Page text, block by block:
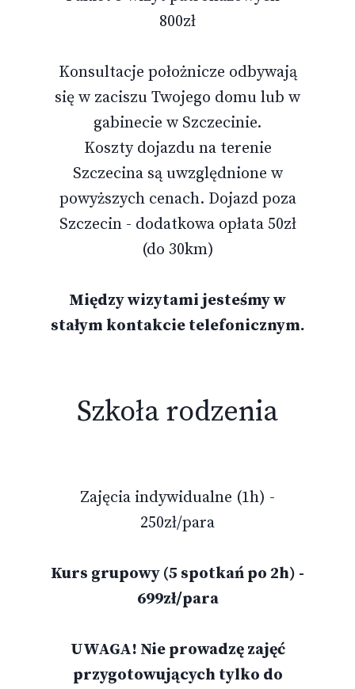
800zł
Konsultacje położnicze odbywają
się w zaciszu Twojego domu lub w
gabinecie w Szczecinie.
Koszty dojazdu na terenie
Szczecina są uwzględnione w
powyższych cenach. Dojazd poza
Szczecin - dodatkowa opłata 50zł
(do 30km)
Między wizytami jesteśmy w
stałym kontakcie telefonicznym.
Szkoła rodzenia
Zajęcia indywidualne (1h) -
250zł/para
Kurs grupowy (5 spotkań po 2h) -
699zł/para
UWAGA! Nie prowadzę zajęć
przygotowujących tylko do